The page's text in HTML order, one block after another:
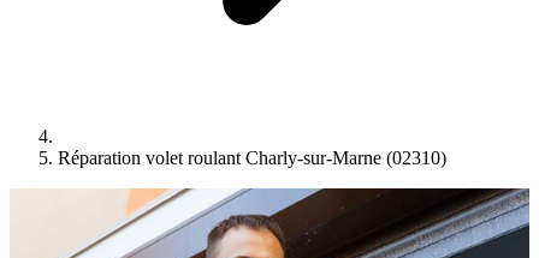
Réparation volet roulant Charly-sur-Marne (02310)